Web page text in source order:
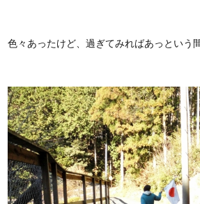
色々あったけど、過ぎてみればあっという